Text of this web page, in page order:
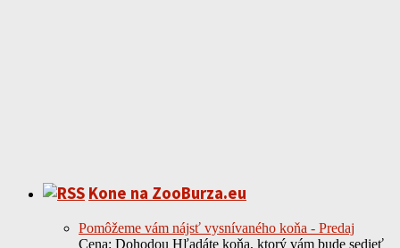
Kone na ZooBurza.eu
Pomôžeme vám nájsť vysnívaného koňa - Predaj
Cena: Dohodou Hľadáte koňa, ktorý vám bude sedieť